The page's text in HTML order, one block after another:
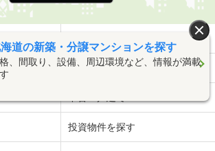
道の新築・分譲マンションを探す
、間取り、設備、周辺環境など、情報が満載
中古マンション
投資物件を探す